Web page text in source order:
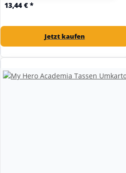
13,44 € *
Jetzt kaufen